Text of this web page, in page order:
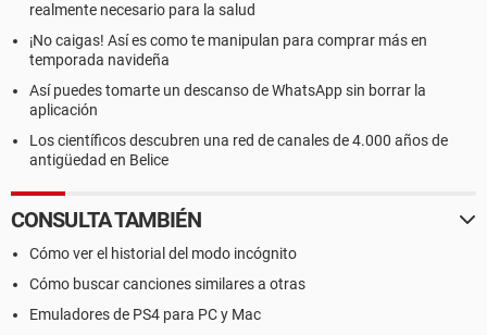
realmente necesario para la salud
¡No caigas! Así es como te manipulan para comprar más en
temporada navideña
Así puedes tomarte un descanso de WhatsApp sin borrar la
aplicación
Los científicos descubren una red de canales de 4.000 años de
antigüedad en Belice
CONSULTA TAMBIÉN
Cómo ver el historial del modo incógnito
Cómo buscar canciones similares a otras
Emuladores de PS4 para PC y Mac